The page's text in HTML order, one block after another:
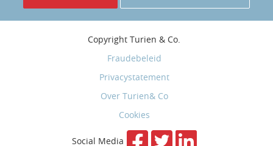
Copyright Turien & Co.
Fraudebeleid
Privacystatement
Over Turien& Co
Cookies
Social Media